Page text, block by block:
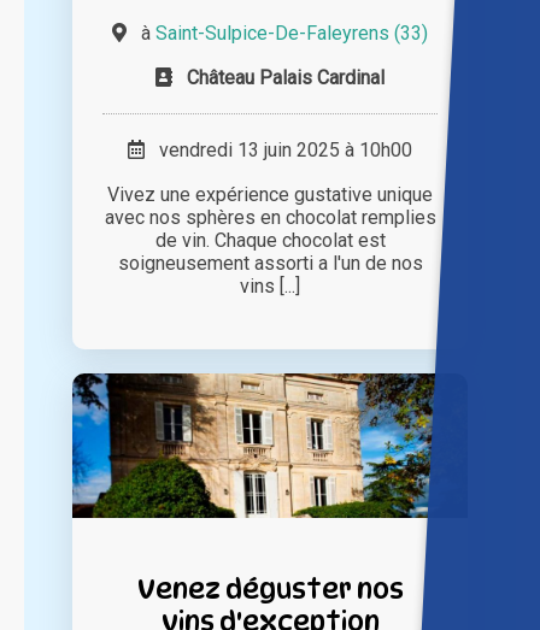
à Saint-Sulpice-De-Faleyrens (33)
Château Palais Cardinal
vendredi 13 juin 2025 à 10h00
Vivez une expérience gustative unique
avec nos sphères en chocolat remplies
de vin. Chaque chocolat est
soigneusement assorti a l'un de nos
vins [...]
Venez déguster nos
vins d'exception